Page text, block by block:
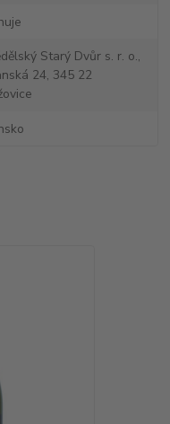
Starý Dvůr s. r. o.,
24, 345 22